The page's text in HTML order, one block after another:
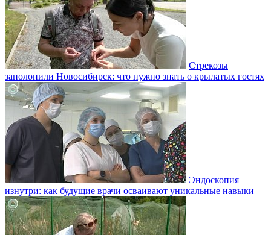
Стрекозы
заполонили Новосибирск: что нужно знать о крылатых гостях
Эндоскопия
изнутри: как будущие врачи осваивают уникальные навыки